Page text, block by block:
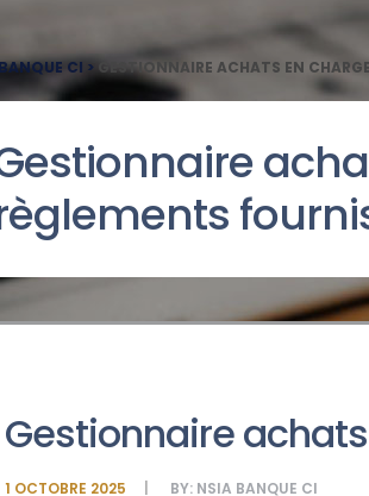
CI > GESTIONNAIRE ACHATS EN
Gestionnaire
1 OCTOBRE 2025 BY: NSIA BANQUE CI